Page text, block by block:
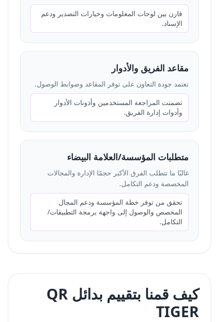
قارن بين لوحات المعلومات وخيارات التصدير ودعم
الإسناد.
مقاعد الفريق والأدوار
تعتمد جودة التعاون على توفر المقاعد وضوابط الوصول.
تضمنت المراجعة المستخدمين وأذونات الأدوار
وأدوات إدارة الفريق.
متطلبات المؤسسة/العلامة البيضاء
غالبًا ما تتطلب الفرق الأكبر حجمًا الإدارة والمجالات
المخصصة ودعم التكامل.
تحقق من توفر خطة المؤسسة ودعم المجال
المخصص والوصول إلى واجهة برمجة التطبيقات/
التكامل.
كيف قمنا بتقييم بدائل QR
TIGER